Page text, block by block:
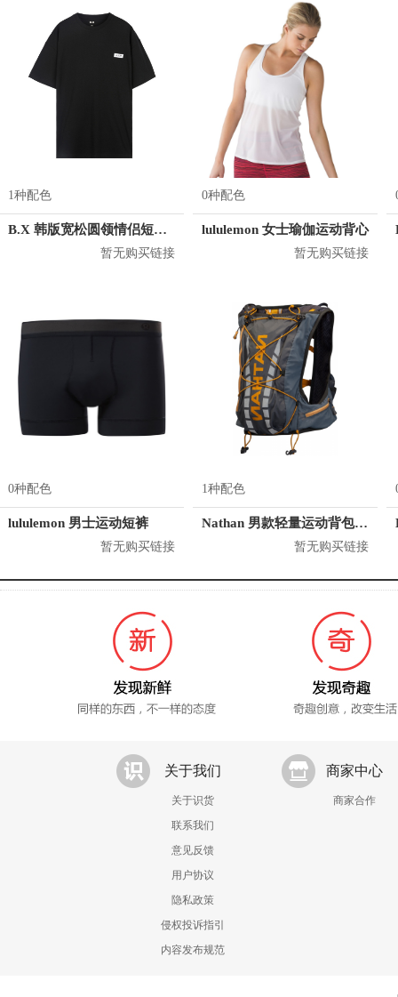
1种配色
B.X 韩版宽松圆领情侣短袖T恤 男女同款 T-6202-002001
暂无购买链接
0种配色
lululemon 女士瑜伽运动背心
暂无购买链接
0种配色
lululemon 男士运动短裤
暂无购买链接
1种配色
Nathan 男款轻量运动背包 4532
暂无购买链接
关于我们
关于识货
联系我们
意见反馈
用户协议
隐私政策
侵权投诉指引
内容发布规范
商家中心
商家合作